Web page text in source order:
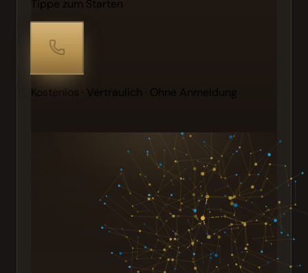
Tippe zum Starten
Kostenlos · Vertraulich · Ohne Anmeldung